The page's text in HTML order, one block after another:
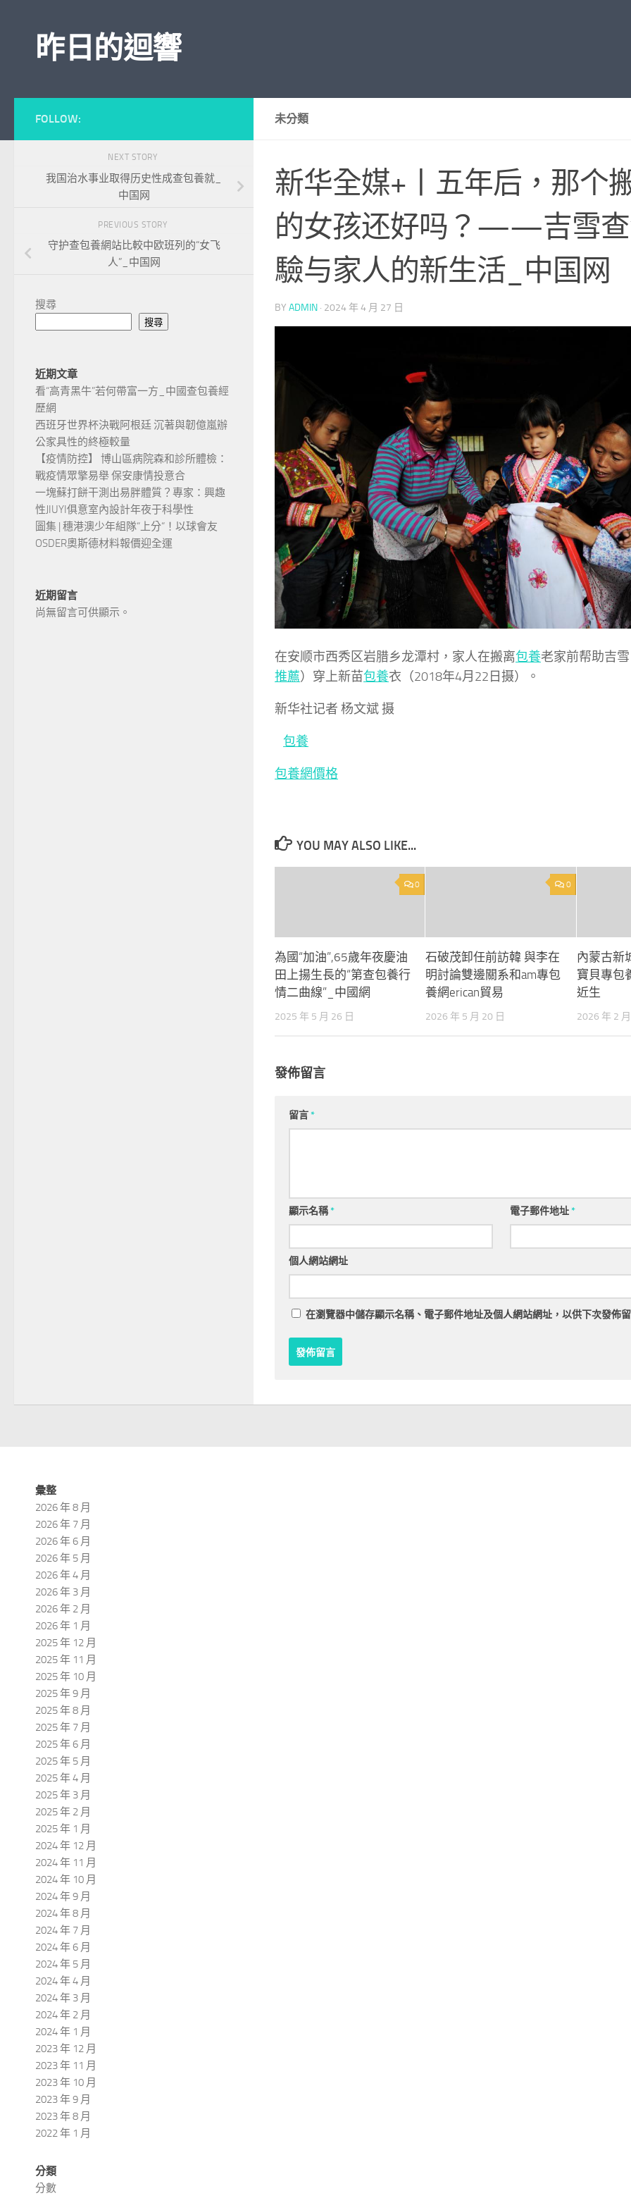
昨日的迴響
未分類
新华全媒+丨五年后，那个
的女孩还好吗？——吉雪查
驗与家人的新生活_中国网
BY ADMIN · 2024 年 4 月 27 日
在安顺市西秀区岩腊乡龙潭村，家人在搬离包養老家前帮助吉
推薦）穿上新苗包養衣（2018年4月22日摄）。
新华社记者 杨文斌 摄
包養
包養網價格
YOU MAY ALSO LIKE...
0
為國“加油”,65歲年夜慶油
田上揚生長的“第查包養行
情二曲線”_中國網
2025 年 5 月 26 日
0
石破茂卸任前訪韓 與李在
明討論雙邊關系和am專包
養網erican貿易
2026 年 5 月 20 日
內蒙古新
寶貝專包
近生
2026 年 2
發佈留言
留言*
顯示名稱* 電子郵件地址*
個人網站網址
在瀏覽器中儲存顯示名稱、電子郵件地址及個人網站網址，以供下次發佈
FOLLOW:
NEXT STORY
我国治水事业取得历史性成查包養就_
中国网
PREVIOUS STORY
守护查包養網站比較中欧班列的“女飞
人”_中国网
搜尋
搜尋
近期文章
看“高青黑牛”若何帶富一方_中國查包養經
歷網
西班牙世界杯決戰阿根廷 沉著與韌億嵐辦
公家具性的終極較量
【疫情防控】 博山區病院森和診所體檢：
戰疫情眾擎易舉 保安康情投意合
一塊蘇打餅干測出易胖體質？專家：興趣
性JIUYI俱意室內設計年夜于科學性
圖集 | 穗港澳少年組隊“上分“！以球會友
OSDER奧斯德材料報價迎全運
近期留言
尚無留言可供顯示。
彙整
2026 年 8 月
2026 年 7 月
2026 年 6 月
2026 年 5 月
2026 年 4 月
2026 年 3 月
2026 年 2 月
2026 年 1 月
2025 年 12 月
2025 年 11 月
2025 年 10 月
2025 年 9 月
2025 年 8 月
2025 年 7 月
2025 年 6 月
2025 年 5 月
2025 年 4 月
2025 年 3 月
2025 年 2 月
2025 年 1 月
2024 年 12 月
2024 年 11 月
2024 年 10 月
2024 年 9 月
2024 年 8 月
2024 年 7 月
2024 年 6 月
2024 年 5 月
2024 年 4 月
2024 年 3 月
2024 年 2 月
2024 年 1 月
2023 年 12 月
2023 年 11 月
2023 年 10 月
2023 年 9 月
2023 年 8 月
2022 年 1 月
分類
分數